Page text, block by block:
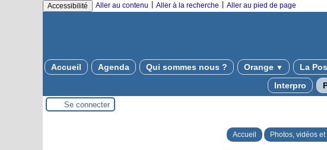
Accessibilité Aller au contenu Aller à la recherche Aller au pied de page
Accueil Agenda Qui sommes nous ? Orange ▼ La
Interpro
Se connecter
Accueil Photos, vidéos et